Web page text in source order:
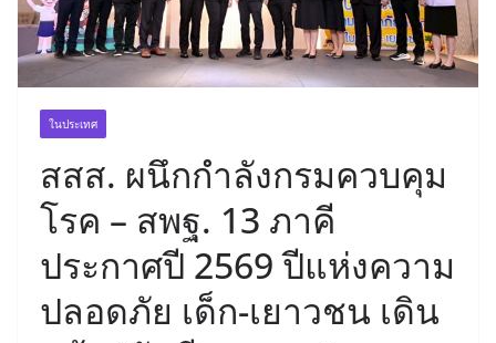
ในประเทศ
สสส. ผนึกกำลังกรมควบคุม
โรค – สพฐ. 13 ภาคี
ประกาศปี 2569 ปีแห่งความ
ปลอดภัย เด็ก-เยาวชน เดิน